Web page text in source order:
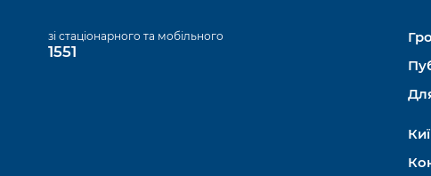
зі стаціонарного та мобільного
1551